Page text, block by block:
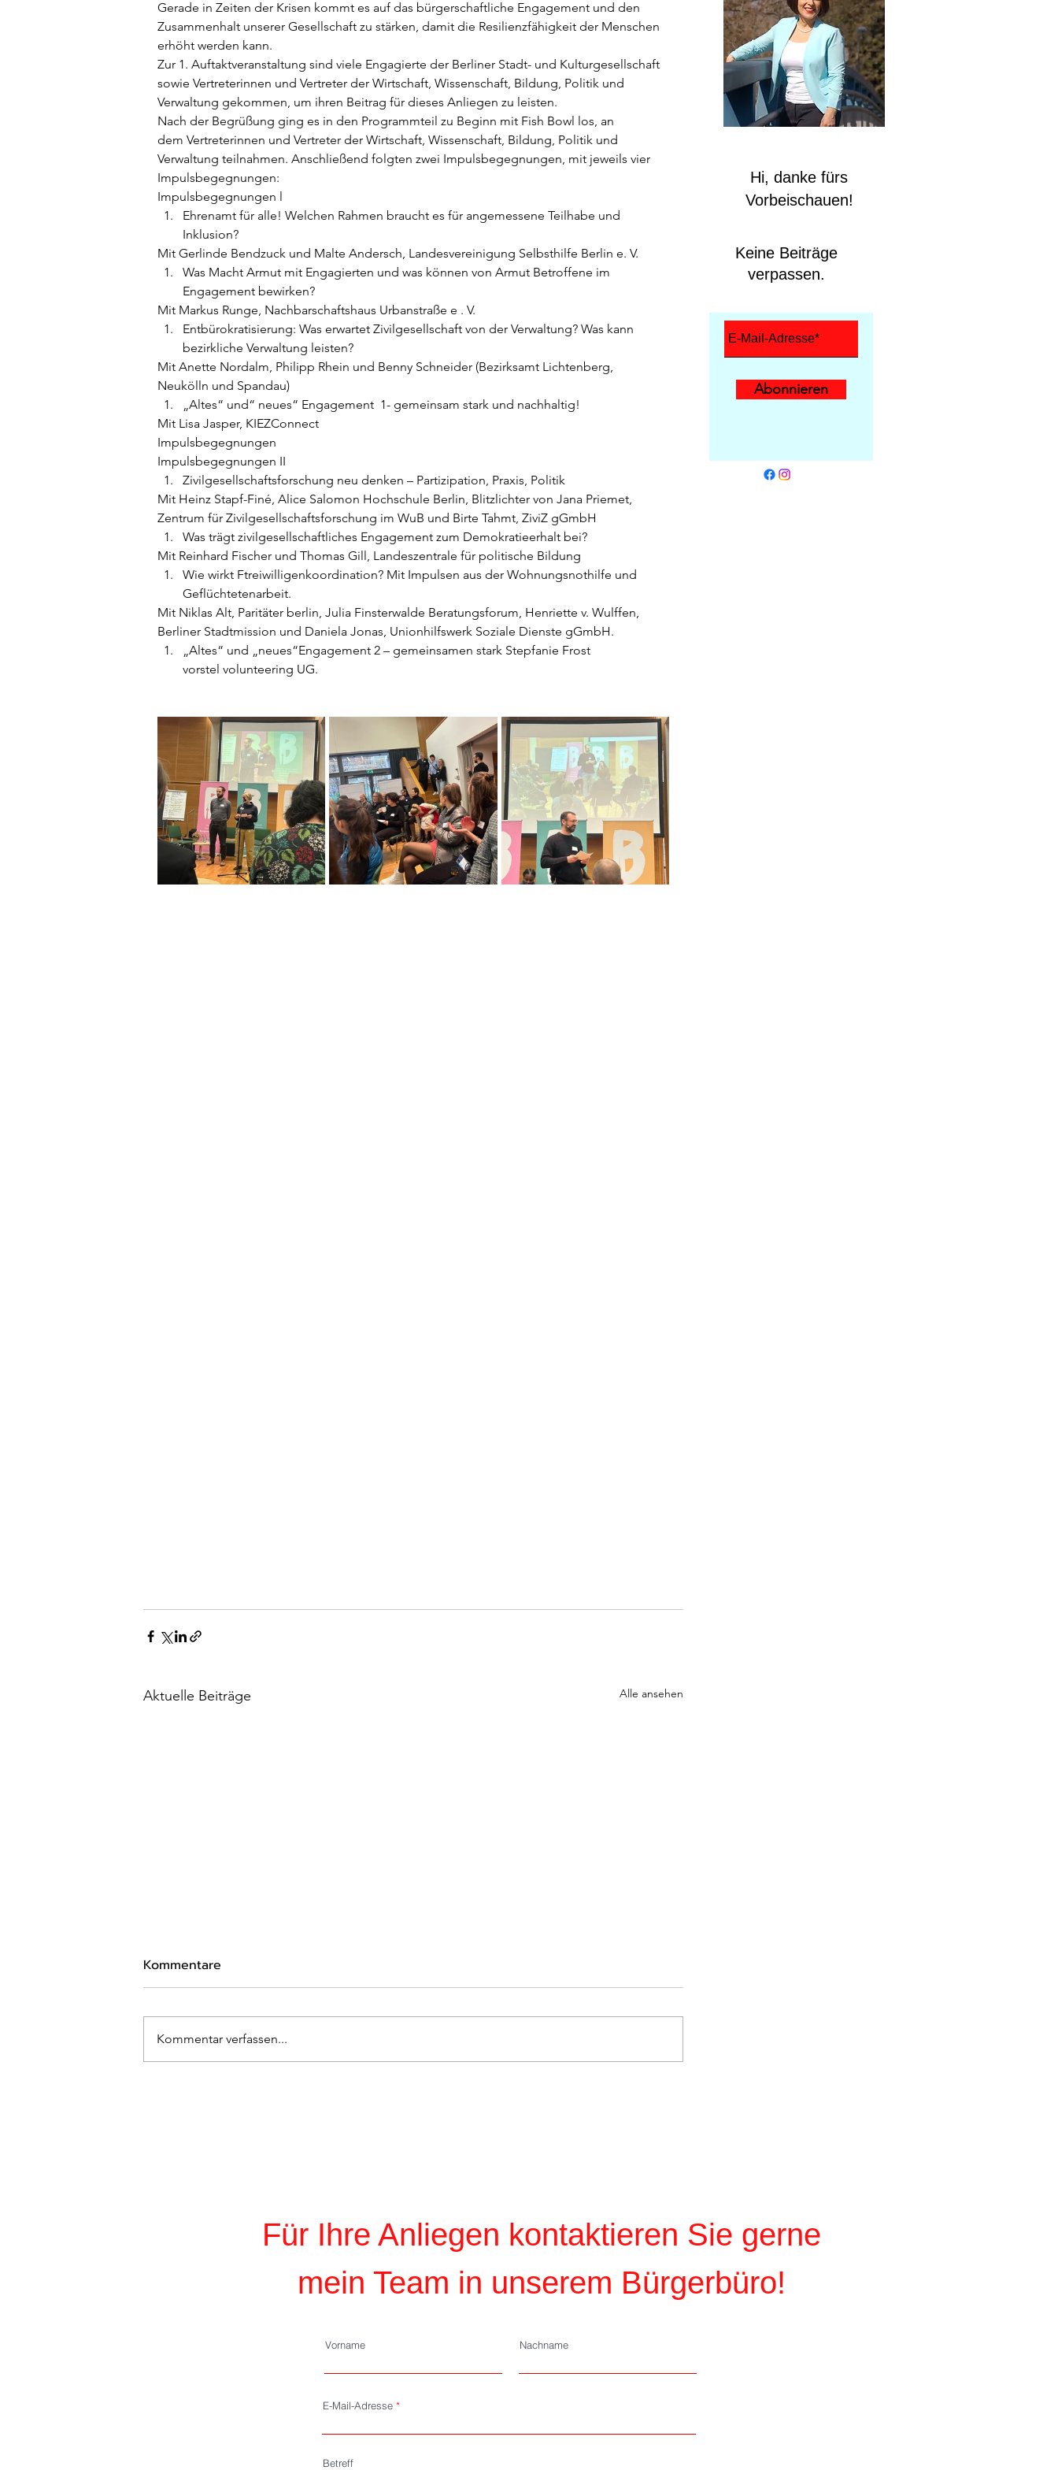
Gerade in Zeiten der Krisen kommt es auf das bürgerschaftliche Engagement und den
Zusammenhalt unserer Gesellschaft zu stärken, damit die Resilienzfähigkeit der Menschen
erhöht werden kann.
Zur 1. Auftaktveranstaltung sind viele Engagierte der Berliner Stadt- und Kulturgesellschaft
sowie Vertreterinnen und Vertreter der Wirtschaft, Wissenschaft, Bildung, Politik und
Verwaltung gekommen, um ihren Beitrag für dieses Anliegen zu leisten.
Nach der Begrüßung ging es in den Programmteil zu Beginn mit Fish Bowl los, an
dem Vertreterinnen und Vertreter der Wirtschaft, Wissenschaft, Bildung, Politik und
Verwaltung teilnahmen. Anschließend folgten zwei Impulsbegegnungen, mit jeweils vier
Impulsbegegnungen:
Impulsbegegnungen l
Ehrenamt für alle! Welchen Rahmen braucht es für angemessene Teilhabe und
Inklusion?
Mit Gerlinde Bendzuck und Malte Andersch, Landesvereinigung Selbsthilfe Berlin e. V.
Was Macht Armut mit Engagierten und was können von Armut Betroffene im
Engagement bewirken?
Mit Markus Runge, Nachbarschaftshaus Urbanstraße e . V.
Entbürokratisierung: Was erwartet Zivilgesellschaft von der Verwaltung? Was kann
bezirkliche Verwaltung leisten?
Mit Anette Nordalm, Philipp Rhein und Benny Schneider (Bezirksamt Lichtenberg,
Neukölln und Spandau)
„Altes“ und“ neues“ Engagement  1- gemeinsam stark und nachhaltig!
Mit Lisa Jasper, KIEZConnect
Impulsbegegnungen
Impulsbegegnungen II
Zivilgesellschaftsforschung neu denken – Partizipation, Praxis, Politik
Mit Heinz Stapf-Finé, Alice Salomon Hochschule Berlin, Blitzlichter von Jana Priemet,
Zentrum für Zivilgesellschaftsforschung im WuB und Birte Tahmt, ZiviZ gGmbH
Was trägt zivilgesellschaftliches Engagement zum Demokratieerhalt bei?
Mit Reinhard Fischer und Thomas Gill, Landeszentrale für politische Bildung
Wie wirkt Ftreiwilligenkoordination? Mit Impulsen aus der Wohnungsnothilfe und
Geflüchtetenarbeit.
Mit Niklas Alt, Paritäter berlin, Julia Finsterwalde Beratungsforum, Henriette v. Wulffen,
Berliner Stadtmission und Daniela Jonas, Unionhilfswerk Soziale Dienste gGmbH.
„Altes“ und „neues“Engagement 2 – gemeinsamen stark Stepfanie Frost
vorstel volunteering UG.
Aktuelle Beiträge Alle ansehen
Kommentare
Kommentar verfassen...
Hi, danke fürs
Vorbeischauen!
Keine Beiträge
verpassen.
Abonnieren
Für Ihre Anliegen kontaktieren Sie gerne
mein Team in unserem Bürgerbüro!
Vorname Nachname
E-Mail-Adresse
Betreff